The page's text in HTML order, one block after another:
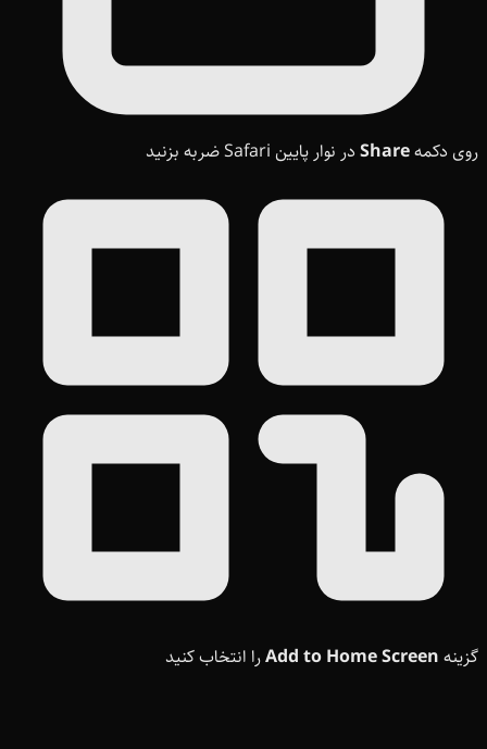
روی دکمهShare در نوار پایین Safari ضربه بزنید
گزینه Add to Home Screenرا انتخاب کنید